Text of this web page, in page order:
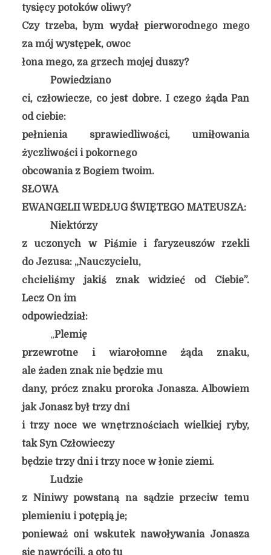
tysięcy potoków oliwy?
Czy trzeba, bym wydał pierworodnego mego
za mój występek, owoc
łona mego, za grzech mojej duszy?
Powiedziano
ci, człowiecze, co jest dobre. I czego żąda Pan
od ciebie:
pełnienia sprawiedliwości, umiłowania
życzliwości i pokornego
obcowania z Bogiem twoim.
SŁOWA
EWANGELII WEDŁUG ŚWIĘTEGO MATEUSZA:
Niektórzy
z uczonych w Piśmie i faryzeuszów rzekli
do Jezusa: „Nauczycielu,
chcieliśmy jakiś znak widzieć od Ciebie”.
Lecz On im
odpowiedział:
„Plemię
przewrotne i wiarołomne żąda znaku,
ale żaden znak nie będzie mu
dany, prócz znaku proroka Jonasza. Albowiem
jak Jonasz był trzy dni
i trzy noce we wnętrznościach wielkiej ryby,
tak Syn Człowieczy
będzie trzy dni i trzy noce w łonie ziemi.
Ludzie
z Niniwy powstaną na sądzie przeciw temu
plemieniu i potępią je;
ponieważ oni wskutek nawoływania Jonasza
się nawrócili, a oto tu